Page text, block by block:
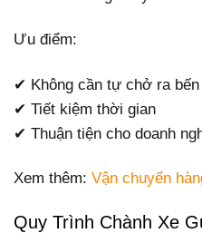
Ưu điểm:
✔ Không cần tự chở ra
✔ Tiết kiệm thời gian
✔ Thuận tiện cho doanh
Xem thêm: Vận chuyển
Quy Trình Chành Xe